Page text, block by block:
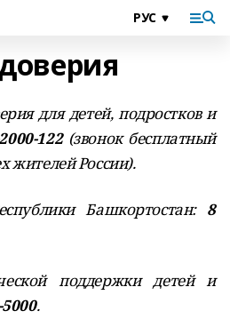
для детей, подростков и
122 (звонок бесплатный
жителей России).
Башкортостан: 8
поддержки детей и
.